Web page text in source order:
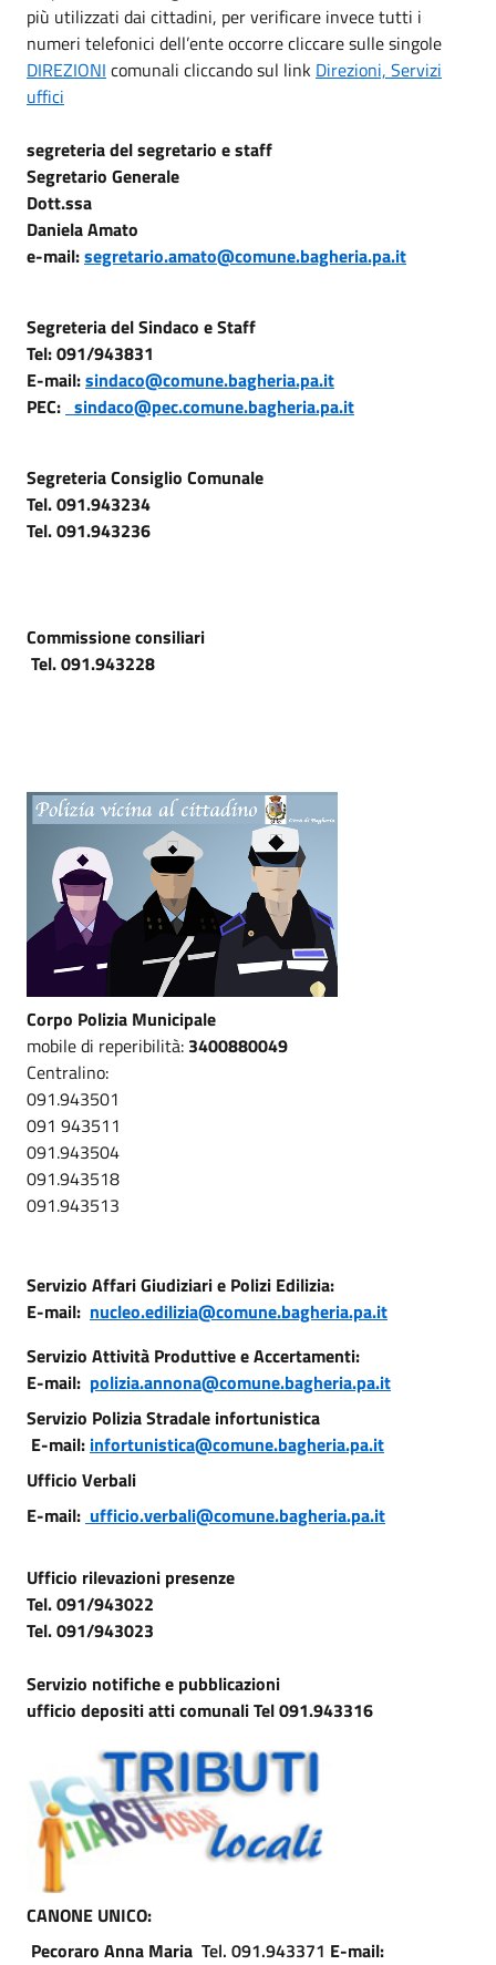
più utilizzati dai cittadini, per verificare invece tutti i
numeri telefonici dell’ente occorre cliccare sulle singole
DIREZIONI comunali cliccando sul link Direzioni, Servizi
uffici
segreteria del segretario e staff
Segretario Generale
Dott.ssa
Daniela Amato
e-mail:segretario.amato@comune.bagheria.pa.it
Segreteria del Sindaco e Staff
Tel: 091/943831
E-mail:sindaco@comune.bagheria.pa.it
PEC: sindaco@pec.comune.bagheria.pa.it
Segreteria Consiglio Comunale
Tel. 091.943234
Tel. 091.943236
Commissione consiliari
Tel. 091.943228
Corpo Polizia Municipale
mobile di reperibilità: 3400880049
Centralino:
091.943501
091 943511
091.943504
091.943518
091.943513
Servizio Affari Giudiziari e Polizi Edilizia:
E-mail: nucleo.edilizia@comune.bagheria.pa.it
Servizio Attività Produttive e Accertamenti:
E-mail: polizia.annona@comune.bagheria.pa.it
Servizio Polizia Stradale infortunistica
E-mail: infortunistica@comune.bagheria.pa.it
Ufficio Verbali
E-mail: ufficio.verbali@comune.bagheria.pa.it
Ufficio rilevazioni presenze
Tel. 091/943022
Tel. 091/943023
Servizio notifichee pubblicazioni
ufficio depositi atti comunali Tel 091.943316
CANONE UNICO:
Pecoraro Anna Maria Tel. 091.943371 E-mail: